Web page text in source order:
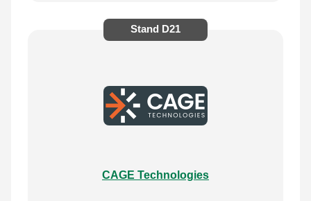
Stand D21
CAGE Technologies